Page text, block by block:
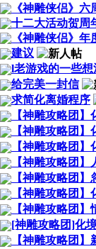
《神雕侠侣》
十二大活动贺周
《神雕侠侣》
建议
l老游戏的一些想
给完美一封信
求简化离婚程序
【神雕攻略团】
【神雕攻略团
【神雕攻略团
【神雕攻略团
【神雕攻略团
【神雕攻略团
【神雕攻略团】
[神雕攻略团]化
【神雕攻略团